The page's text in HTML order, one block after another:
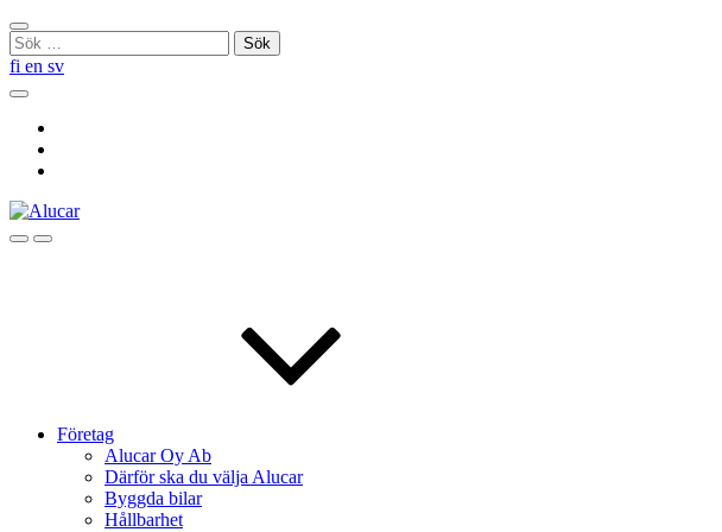
Skip
to
content
Stäng
sökningen
Sök
efter:
fi en sv
Sök
SökMenu
Företag
Alucar Oy Ab
Därför ska du välja Alucar
Byggda bilar
Hållbarhet